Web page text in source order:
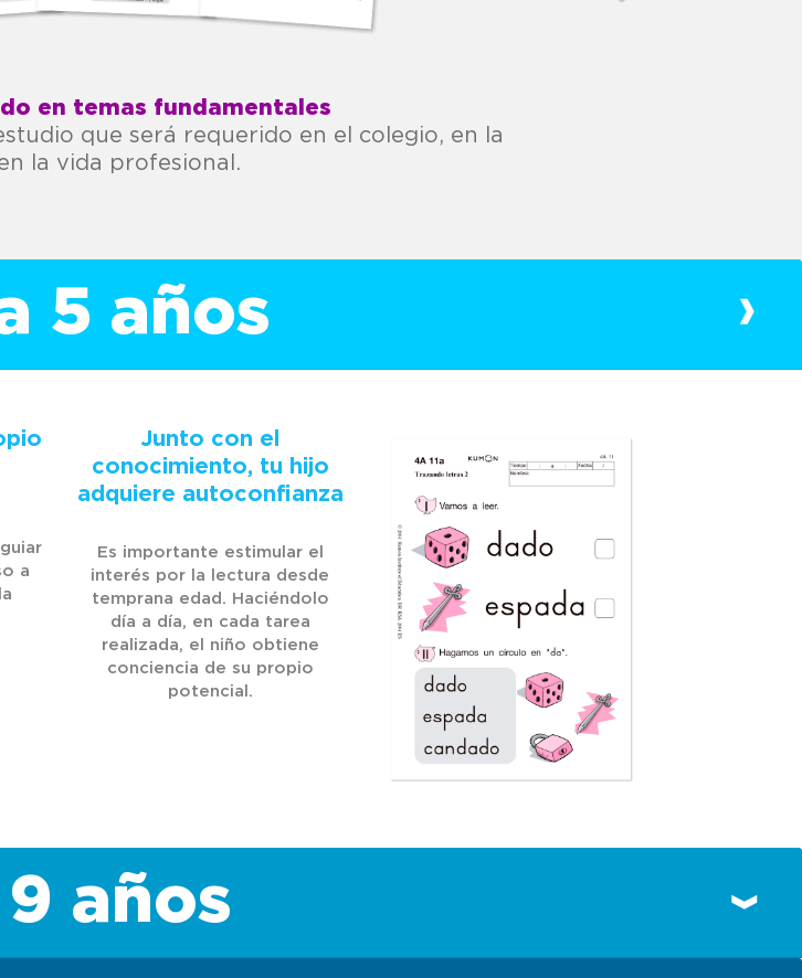
en temas fundamentales
que será requerido en el colegio, en la
la vida profesional.
5 años
a
Junto con el
conocimiento, tu hijo
adquiere autoconfianza
Es importante estimular el
interés por la lectura desde
temprana edad. Haciéndolo
día a día, en cada tarea
realizada, el niño obtiene
conciencia de su propio
años